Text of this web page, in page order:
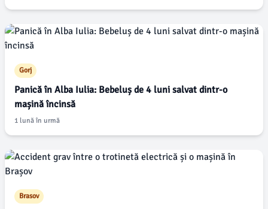
Gorj
Panică în Alba Iulia: Bebeluș de 4 luni salvat dintr-o
mașină încinsă
1 lună în urmă
Brasov